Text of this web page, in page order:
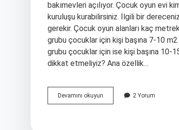
bakımevleri açılıyor. Çocuk oyun evi
kuruluşu kurabilirsiniz. İlgili bir
gerekir. Çocuk oyun alanları kaç
grubu çocuklar için kişi başına 7-10
grubu çocuklar için ise kişi başına 10-
dikkat etmeliyiz? Ana özellik…
Devamını okuyun
Oyun
2 Yorum